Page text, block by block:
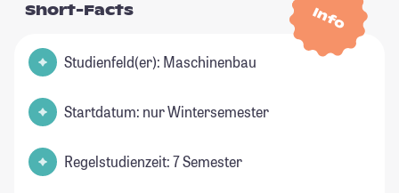
Info
Short-Facts
Studienfeld(er): Maschinenbau
Startdatum: nur Wintersemester
Regelstudienzeit: 7 Semester